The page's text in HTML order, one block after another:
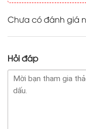
Chưa có đánh giá
Hỏi đáp